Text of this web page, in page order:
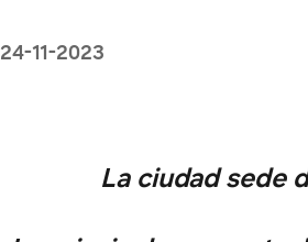
24-11-2023
La ciudad sede